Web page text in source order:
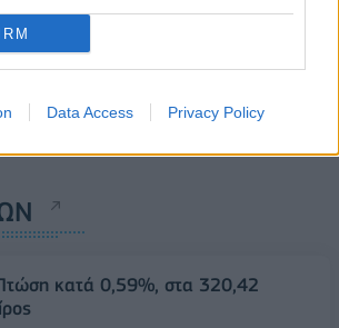
Data Access Privacy Policy
Πτώση κατά 0,59%, στα 320,42